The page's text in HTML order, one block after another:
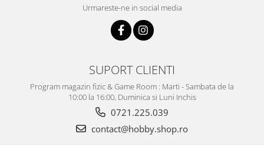
Urmareste-ne in social media
SUPORT CLIENTI
Program magazin fizic & Game Room : Marti - Sambata de la
10:00 la 16:00, Duminica si Luni Inchis
0721.225.039
contact@hobby.shop.ro